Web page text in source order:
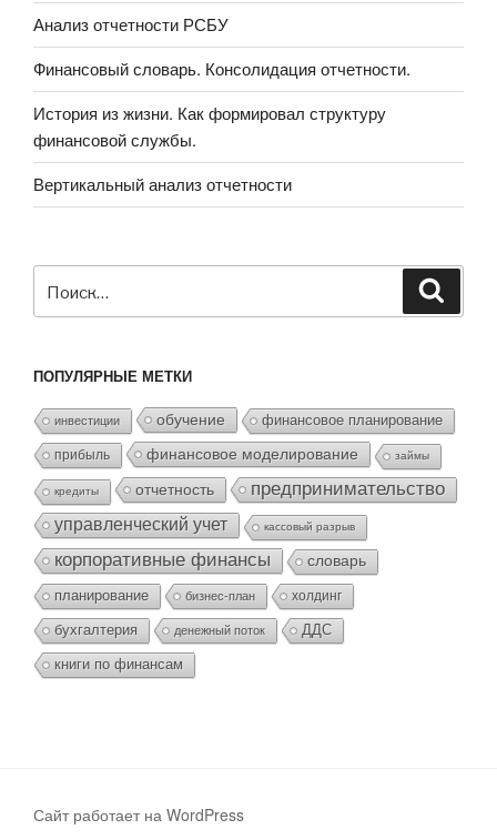
Анализ отчетности РСБУ
Финансовый словарь. Консолидация отчетности.
История из жизни. Как формировал структуру
финансовой службы.
Вертикальный анализ отчетности
ПОПУЛЯРНЫЕ МЕТКИ
инвестиции обучение финансовое планирование
прибыль финансовое моделирование займы
кредиты отчетность предпринимательство
управленческий учет кассовый разрыв
корпоративные финансы словарь
планирование бизнес-план холдинг
бухгалтерия денежный поток ДДС
книги по финансам
Сайт работает на WordPress